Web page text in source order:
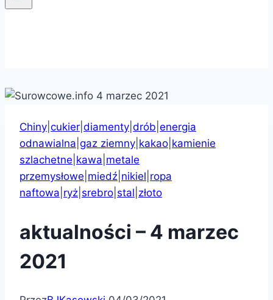
Chiny cukier diamenty drób energia
odnawialna gaz ziemny kakao kamienie
szlachetne kawa metale
przemysłowe miedź nikiel ropa
naftowa ryż srebro stal złoto
aktualności – 4 marzec
2021